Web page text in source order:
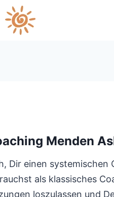
Menden
Dir einen
als klassisches
loszulassen und